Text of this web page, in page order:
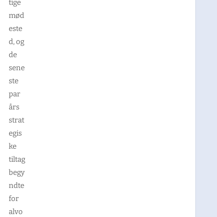
tige
mød
este
d, og
de
sene
ste
par
års
strat
egis
ke
tiltag
begy
ndte
for
alvo